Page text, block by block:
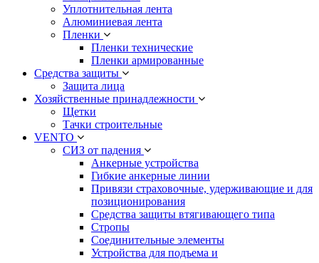
Уплотнительная лента
Алюминиевая лента
Пленки
Пленки технические
Пленки армированные
Средства защиты
Защита лица
Хозяйственные принадлежности
Щетки
Тачки строительные
VENTO
СИЗ от падения
Анкерные устройства
Гибкие анкерные линии
Привязи страховочные, удерживающие и для
позиционирования
Средства защиты втягивающего типа
Стропы
Соединительные элементы
Устройства для подъема и